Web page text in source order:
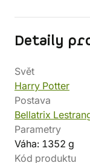
Detaily
Svět
Harry Potter
Postava
Bellatrix
Parametry
Váha: 1352 g
Kód produktu